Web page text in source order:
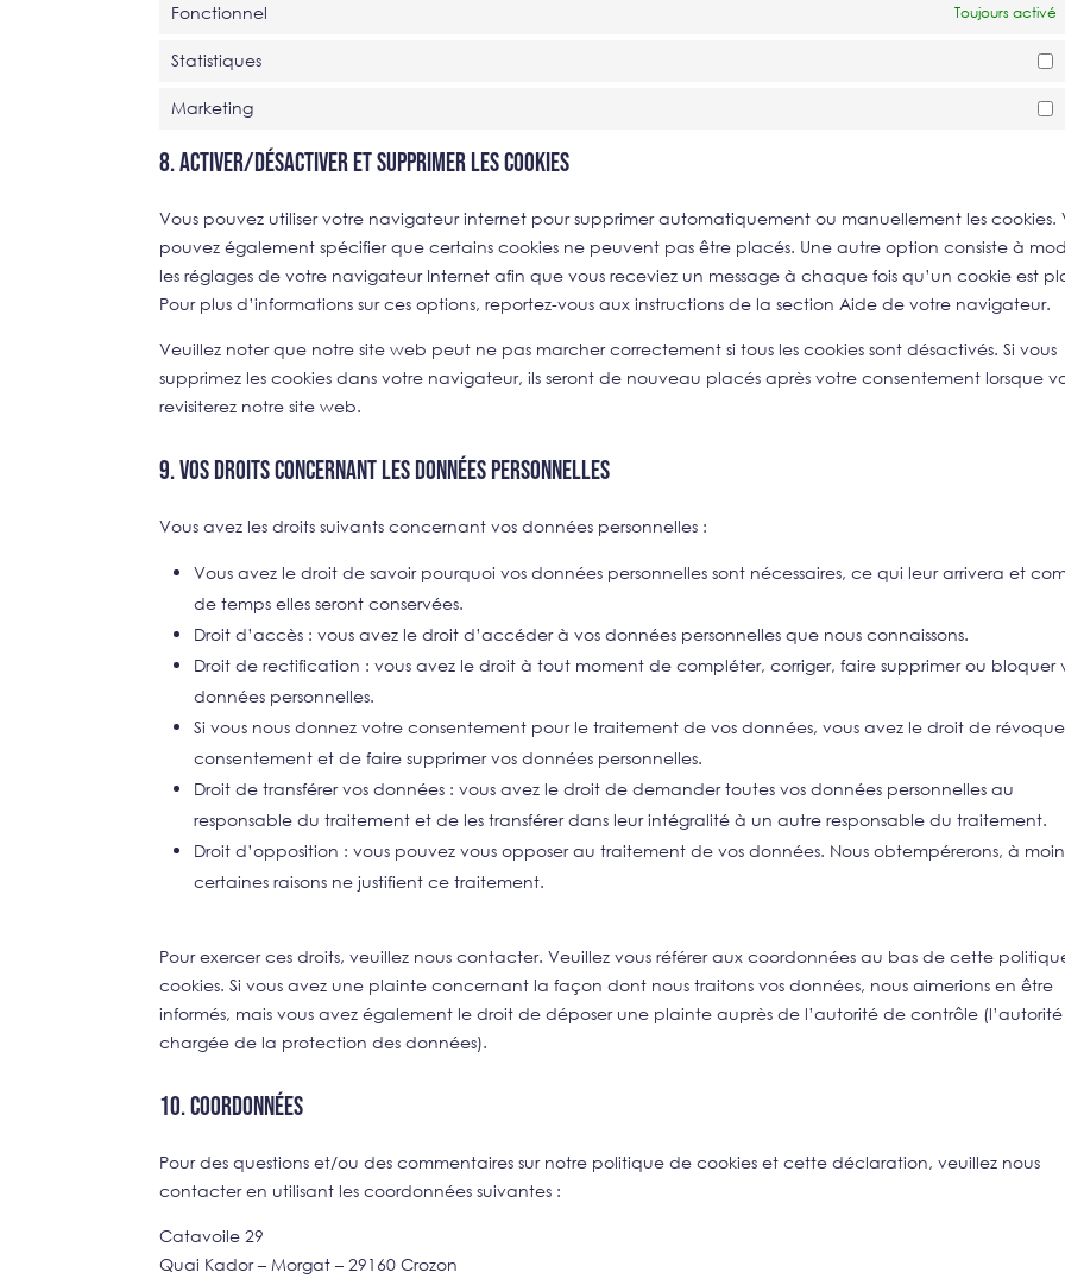
Fonctionnel Toujours activé
Statistiques
Marketing
8. Activer/désactiver et supprimer les cookies
Vous pouvez utiliser votre navigateur internet pour supprimer automatiquement ou manuellement les cookies.
pouvez également spécifier que certains cookies ne peuvent pas être placés. Une autre option consiste à
les réglages de votre navigateur Internet afin que vous receviez un message à chaque fois qu’un cookie est
Pour plus d’informations sur ces options, reportez-vous aux instructions de la section Aide de votre navigateur.
Veuillez noter que notre site web peut ne pas marcher correctement si tous les cookies sont désactivés. Si vous
supprimez les cookies dans votre navigateur, ils seront de nouveau placés après votre consentement lorsque
revisiterez notre site web.
9. Vos droits concernant les données personnelles
Vous avez les droits suivants concernant vos données personnelles :
Vous avez le droit de savoir pourquoi vos données personnelles sont nécessaires, ce qui leur arrivera et
de temps elles seront conservées.
Droit d’accès : vous avez le droit d’accéder à vos données personnelles que nous connaissons.
Droit de rectification : vous avez le droit à tout moment de compléter, corriger, faire supprimer ou bloquer
données personnelles.
Si vous nous donnez votre consentement pour le traitement de vos données, vous avez le droit de
consentement et de faire supprimer vos données personnelles.
Droit de transférer vos données : vous avez le droit de demander toutes vos données personnelles au
responsable du traitement et de les transférer dans leur intégralité à un autre responsable du traitement.
Droit d’opposition : vous pouvez vous opposer au traitement de vos données. Nous obtempérerons, à
certaines raisons ne justifient ce traitement.
Pour exercer ces droits, veuillez nous contacter. Veuillez vous référer aux coordonnées au bas de cette
cookies. Si vous avez une plainte concernant la façon dont nous traitons vos données, nous aimerions en être
informés, mais vous avez également le droit de déposer une plainte auprès de l’autorité de contrôle (l’autorité
chargée de la protection des données).
10. Coordonnées
Pour des questions et/ou des commentaires sur notre politique de cookies et cette déclaration, veuillez nous
contacter en utilisant les coordonnées suivantes :
Catavoile 29
Quai Kador – Morgat – 29160 Crozon